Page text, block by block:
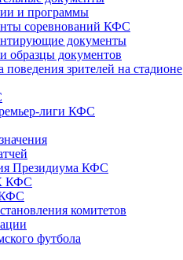
и программы
соревнований КФС
документы
образцы документов
поведения зрителей на стадионе
лиги КФС
Президиума КФС
КФС
комитетов
футбола